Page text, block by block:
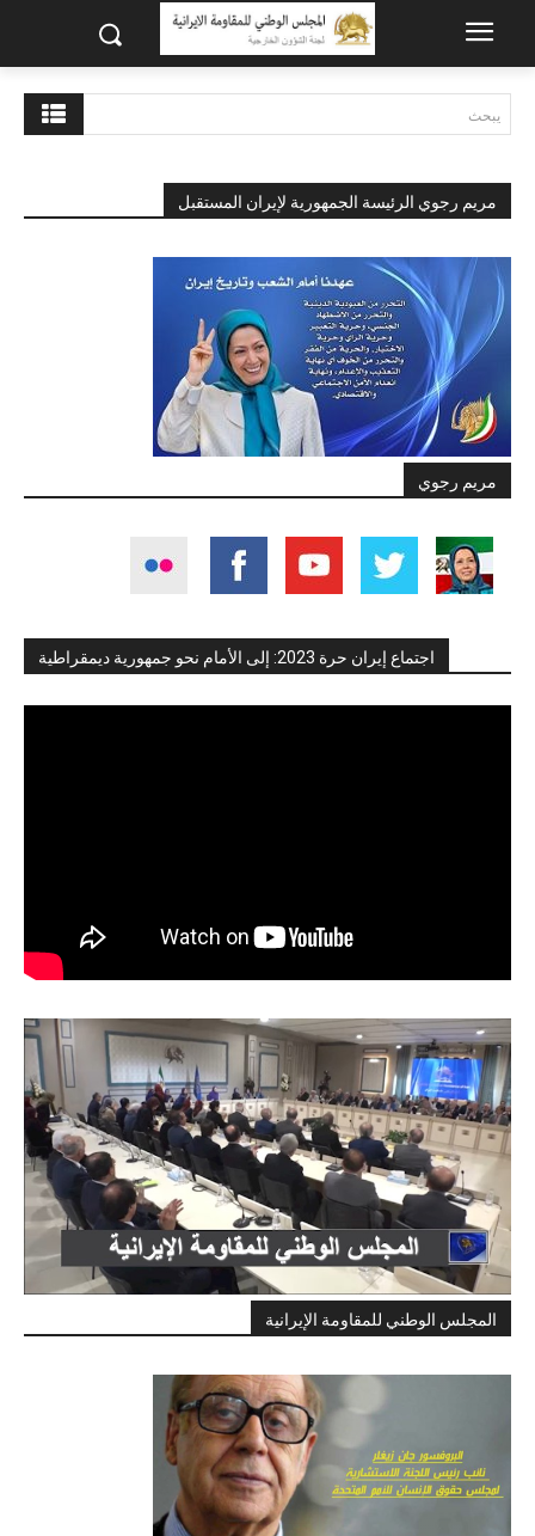
يبحث
مريم رجوي الرئيسة الجمهورية لإيران المستقبل
مريم رجوي
اجتماع إيران حرة 2023: إلى الأمام نحو جمهورية ديمقراطية
المجلس الوطني للمقاومة الإيرانية